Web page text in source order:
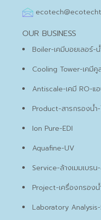
OUR BUSINESS
Boiler-เคมีบอยเลอร์-
Cooling Tower-เคมี
Antiscale-เคมี RO-แอนตี้
Product-สารกรองน้ำ
Ion Pure-EDI
Aquafine-UV
Service-ล้างเมมเบร
Project-เครื่องกรองน้ำ
Laboratory Analysis-วิเ